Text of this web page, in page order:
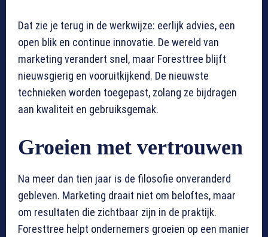
Dat zie je terug in de werkwijze: eerlijk advies, een
open blik en continue innovatie. De wereld van
marketing verandert snel, maar Foresttree blijft
nieuwsgierig en vooruitkijkend. De nieuwste
technieken worden toegepast, zolang ze bijdragen
aan kwaliteit en gebruiksgemak.
Groeien met vertrouwen
Na meer dan tien jaar is de filosofie onveranderd
gebleven. Marketing draait niet om beloftes, maar
om resultaten die zichtbaar zijn in de praktijk.
Foresttree helpt ondernemers groeien op een manier